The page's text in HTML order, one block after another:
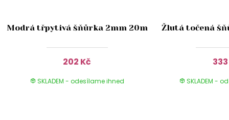
Modrá třpytivá šňůrka 2mm 20m
202 Kč
SKLADEM - odesílame ihned
Žlutá točená
SKLADEM -